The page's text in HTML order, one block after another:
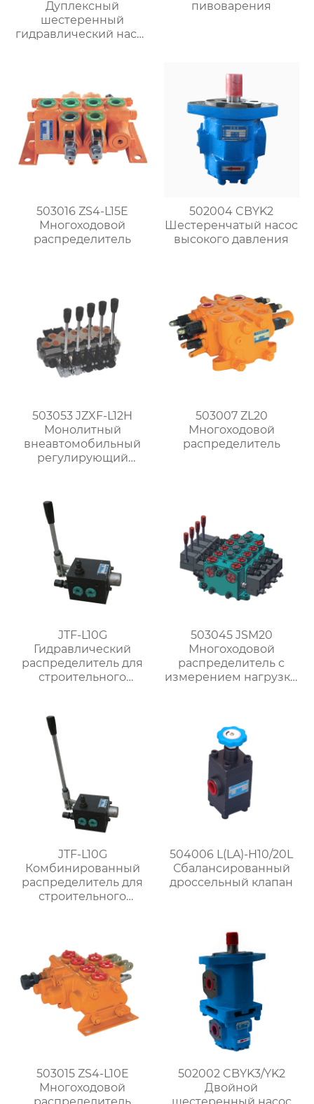
Дуплексный
шестеренный
гидравлический насос
пивоварения
503016 ZS4-L15E
Многоходовой
распределитель
502004 CBYK2
Шестеренчатый насос
высокого давления
503053 JZXF-L12H
Монолитный
внеавтомобильный
регулирующий
503007 ZL20
Многоходовой
распределитель
JTF-L10G
Гидравлический
распределитель для
строительного
503045 JSM20
Многоходовой
распределитель с
измерением нагрузки
JTF-L10G
Комбинированный
распределитель для
строительного
504006 L(LA)-H10/20L
Сбалансированный
дроссельный клапан
503015 ZS4-L10E
Многоходовой
502002 CBYK3/YK2
Двойной